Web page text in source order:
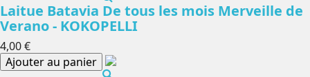
Laitue Batavia De tous les mois Merveille de
Verano - KOKOPELLI
4,00 €
Ajouter au panier